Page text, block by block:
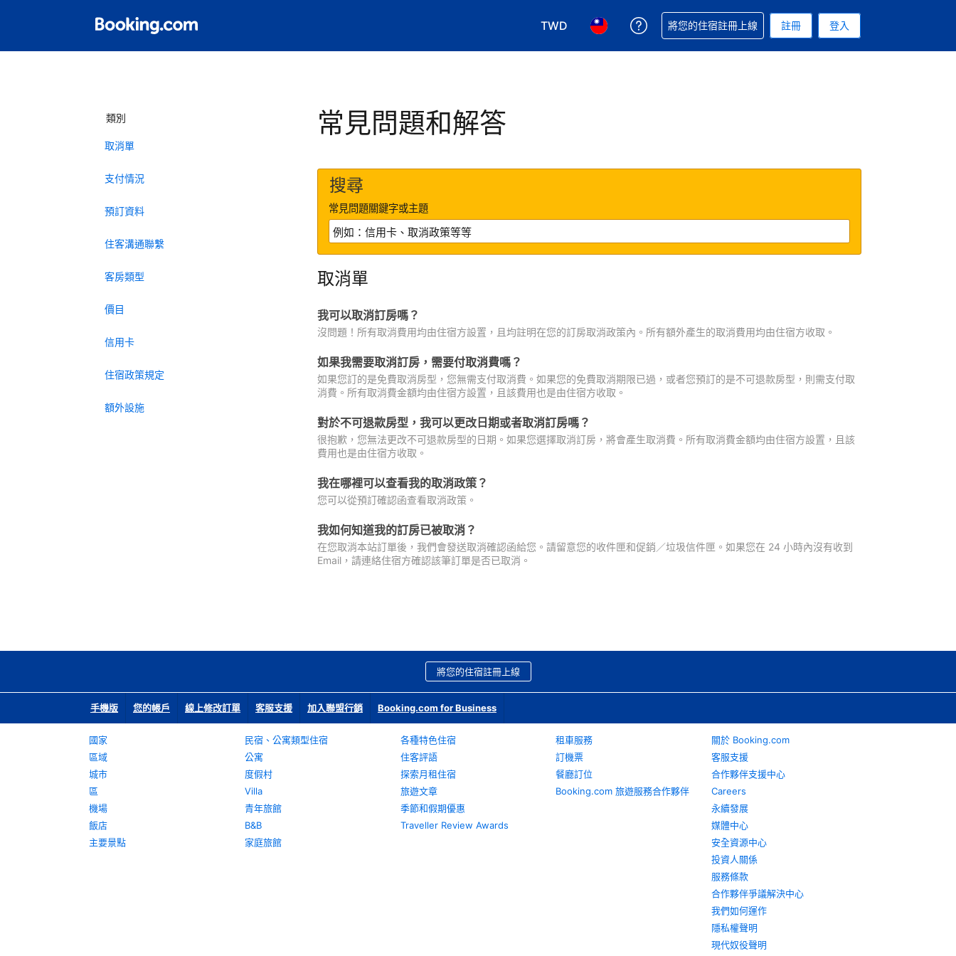
TWD
選擇您使用的幣別. 您現在所使用的幣別為新台幣
選擇您使用的語言. 您目前所選的語言是繁體中文
取得訂單相關協助
將您的住宿註冊上線 註冊 登入
類別
取消單
支付情況
預訂資料
住客溝通聯繫
客房類型
價目
信用卡
住宿政策規定
額外設施
常見問題和解答
搜尋
常見問題關鍵字或主題
取消單
我可以取消訂房嗎？
沒問題！所有取消費用均由住宿方設置，且均註明在您的訂房取消政策內。所有額外產生的取消費用均由住宿方收取。
如果我需要取消訂房，需要付取消費嗎？
如果您訂的是免費取消房型，您無需支付取消費。如果您的免費取消期限已過，或者您預訂的是不可退款房型，則需支付取
消費。所有取消費金額均由住宿方設置，且該費用也是由住宿方收取。
對於不可退款房型，我可以更改日期或者取消訂房嗎？
很抱歉，您無法更改不可退款房型的日期。如果您選擇取消訂房，將會產生取消費。所有取消費金額均由住宿方設置，且該
費用也是由住宿方收取。
我在哪裡可以查看我的取消政策？
您可以從預訂確認函查看取消政策。
我如何知道我的訂房已被取消？
在您取消本站訂單後，我們會發送取消確認函給您。請留意您的收件匣和促銷／垃圾信件匣。如果您在 24 小時內沒有收到
Email，請連絡住宿方確認該筆訂單是否已取消。
將您的住宿註冊上線
手機版 您的帳戶 線上修改訂單 客服支援 加入聯盟行銷 Booking.com for Business
國家
區域
城市
區
機場
飯店
主要景點
民宿、公寓類型住宿
公寓
度假村
Villa
青年旅館
B&B
家庭旅館
各種特色住宿
住客評語
探索月租住宿
旅遊文章
季節和假期優惠
Traveller Review Awards
租車服務
訂機票
餐廳訂位
Booking.com 旅遊服務合作夥伴
關於 Booking.com
客服支援
合作夥伴支援中心
Careers
永續發展
媒體中心
安全資源中心
投資人關係
服務條款
合作夥伴爭議解決中心
我們如何運作
隱私權聲明
現代奴役聲明